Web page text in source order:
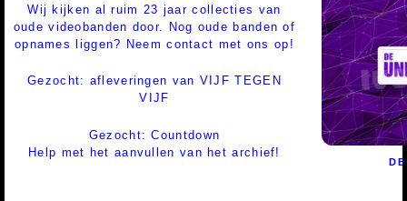
Wij kijken al ruim 23 jaar collecties van
oude videobanden door. Nog oude banden of
opnames liggen? Neem contact met ons op!
Gezocht: afleveringen van VIJF TEGEN
VIJF
Gezocht: Countdown
Help met het aanvullen van het archief!